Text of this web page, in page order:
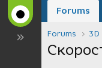
Forums
Forums 3D